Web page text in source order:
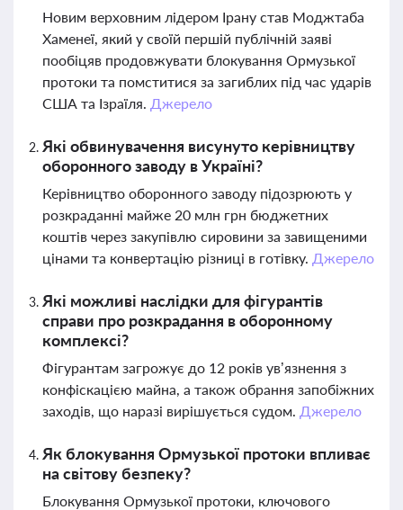
Новим верховним лідером Ірану став Моджтаба
Хаменеї, який у своїй першій публічній заяві
пообіцяв продовжувати блокування Ормузької
протоки та помститися за загиблих під час ударів
США та Ізраїля. Джерело
Які обвинувачення висунуто керівництву
оборонного заводу в Україні?
Керівництво оборонного заводу підозрюють у
розкраданні майже 20 млн грн бюджетних
коштів через закупівлю сировини за завищеними
цінами та конвертацію різниці в готівку. Джерело
Які можливі наслідки для фігурантів
справи про розкрадання в оборонному
комплексі?
Фігурантам загрожує до 12 років ув’язнення з
конфіскацією майна, а також обрання запобіжних
заходів, що наразі вирішується судом. Джерело
Як блокування Ормузької протоки впливає
на світову безпеку?
Блокування Ормузької протоки, ключового